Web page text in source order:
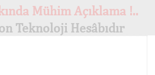
Mühim Açıklama !..
Teknoloji Hesâbıdır